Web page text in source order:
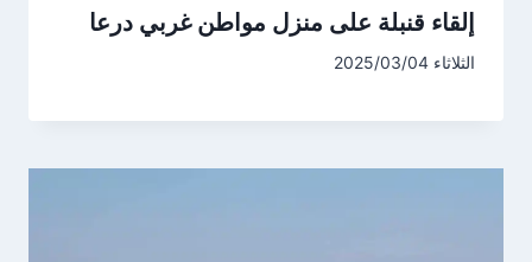
إلقاء قنبلة على منزل مواطن غربي درعا
الثلاثاء 2025/03/04